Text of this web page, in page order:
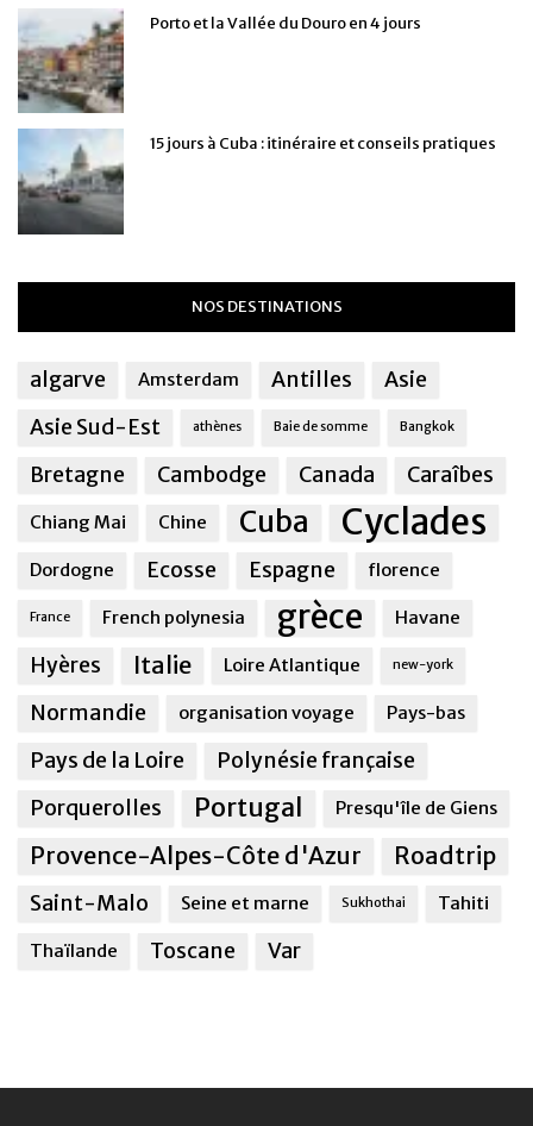
Porto et la Vallée du Douro en 4 jours
15 jours à Cuba : itinéraire et conseils pratiques
NOS DESTINATIONS
algarve Amsterdam Antilles
Asie
Asie Sud-Est
athènes Baie de somme Bangkok
Bretagne Cambodge Canada Caraîbes
Chiang Mai Chine Cuba Cyclades
Dordogne Ecosse Espagne florence
France French polynesia grèce Havane
Hyères Italie Loire Atlantique new-york
Normandie organisation voyage Pays-bas
Pays de la Loire
Polynésie française
Porquerolles
Portugal Presqu'île de Giens
Provence-Alpes-Côte d'Azur Roadtrip
Saint-Malo Seine et marne Sukhothai Tahiti
Thaïlande Toscane Var